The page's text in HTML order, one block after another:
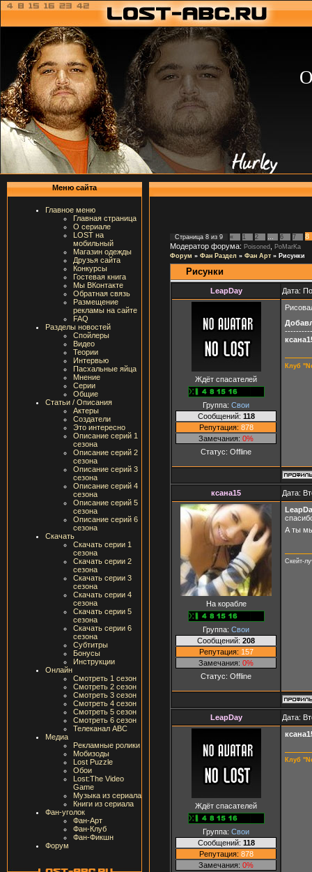
Меню сайта
Главное меню
Главная страница
О сериале
LOST на
мобильный
Магазин одежды
Друзья сайта
Конкурсы
Гостевая книга
Мы ВКонтакте
Обратная связь
Размещение
рекламы на сайте
FAQ
Разделы новостей
Спойлеры
Видео
Теории
Интервью
Пасхальные яйца
Мнение
Серии
Общие
Статьи / Описания
Актеры
Создатели
Это интересно
Описание серий 1
сезона
Описание серий 2
сезона
Описание серий 3
сезона
Описание серий 4
сезона
Описание серий 5
сезона
Описание серий 6
сезона
Скачать
Скачать серии 1
сезона
Скачать серии 2
сезона
Скачать серии 3
сезона
Скачать серии 4
сезона
Скачать серии 5
сезона
Скачать серии 6
сезона
Субтитры
Бонусы
Инструкции
Онлайн
Смотреть 1 сезон
Смотреть 2 сезон
Смотреть 3 сезон
Смотреть 4 сезон
Смотреть 5 сезон
Смотреть 6 сезон
Телеканал ABC
Медиа
Рекламные ролики
Мобизоды
Lost Puzzle
Обои
Lost:The Video
Game
Музыка из сериала
Книги из сериала
Фан-уголок
Фан-Арт
Фан-Клуб
Фан-Фикшн
Форум
Страница 8 из 9 « 1 2 6 7
8
Модератор форума: Poisoned
PoMarKa
Форум » Фан Раздел » Фан Арт » Рисунки
Рисунки
LeapDay Дата:
Ждёт спасателей
Группа: Свои
Сообщений: 118
Репутация: 878
Замечания: 0%
Статус: Offline
Клуб
ксана15 Дата:
На корабле
Группа: Свои
Сообщений: 208
Репутация: 157
Замечания: 0%
Статус: Offline
А ты
Скейт-
LeapDay Дата:
Ждёт спасателей
Группа: Свои
Сообщений: 118
Репутация: 878
Замечания: 0%
Клуб